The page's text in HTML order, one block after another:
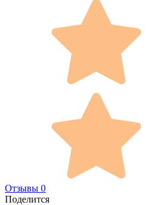
Отзывы 0
Поделится